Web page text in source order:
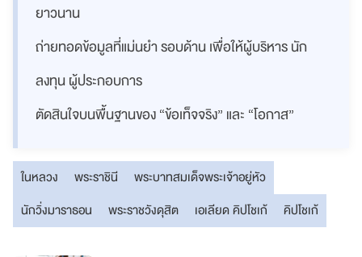
ยาวนาน
ถ่ายทอดข้อมูลที่แม่นยำ รอบด้าน เพื่อให้ผู้บริหาร นัก
ลงทุน ผู้ประกอบการ
ตัดสินใจบนพื้นฐานของ “ข้อเท็จจริง” และ “โอกาส”
ในหลวง พระราชินี
พระบาทสมเด็จพระเจ้าอยู่หัว
นักวิ่งมาราธอน
พระราชวังดุสิต เอเลียด คิปโชเก้ คิปโชเก้